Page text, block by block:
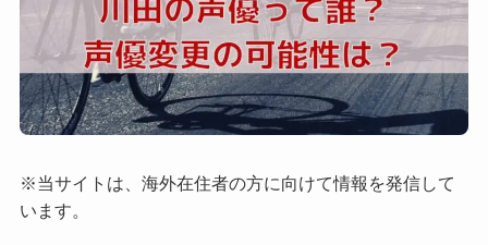
※当サイトは、海外在住者の方に向けて情報を発信して
います。